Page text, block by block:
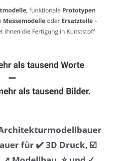
für ✔️ 3D Druck, ☑️